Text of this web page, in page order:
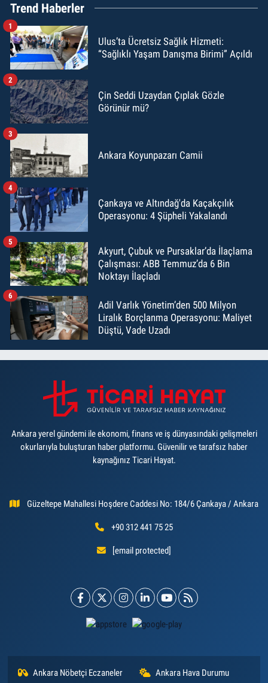
Trend Haberler
Ulus’ta Ücretsiz Sağlık Hizmeti:
“Sağlıklı Yaşam Danışma Birimi” Açıldı
1
Çin Seddi Uzaydan Çıplak Gözle
Görünür mü?
2
Ankara Koyunpazarı Camii
3
Çankaya ve Altındağ'da Kaçakçılık
Operasyonu: 4 Şüpheli Yakalandı
4
Akyurt, Çubuk ve Pursaklar’da İlaçlama
Çalışması: ABB Temmuz’da 6 Bin
Noktayı İlaçladı
5
Adil Varlık Yönetim’den 500 Milyon
Liralık Borçlanma Operasyonu: Maliyet
Düştü, Vade Uzadı
6
Ankara yerel gündemi ile ekonomi, finans ve iş dünyasındaki gelişmeleri
okurlarıyla buluşturan haber platformu. Güvenilir ve tarafsız haber
kaynağınız Ticari Hayat.
Güzeltepe Mahallesi Hoşdere Caddesi No: 184/6 Çankaya / Ankara
+90 312 441 75 25
[email protected]
Ankara Nöbetçi Eczaneler Ankara Hava Durumu